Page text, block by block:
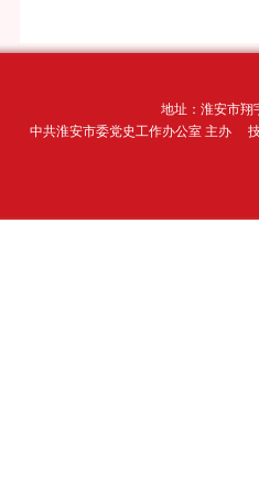
地址：淮安市翔
中共淮安市委党史工作办公室 主办